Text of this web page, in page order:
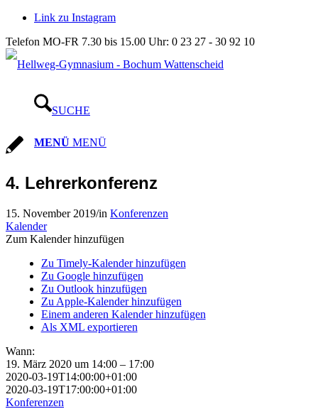
Link zu Instagram
Telefon MO-FR 7.30 bis 15.00 Uhr: 0 23 27 - 30 92 10
SUCHE
MENÜ MENÜ
4. Lehrerkonferenz
15. November 2019/in Konferenzen
Kalender
Zum Kalender hinzufügen
Zu Timely-Kalender hinzufügen
Zu Google hinzufügen
Zu Outlook hinzufügen
Zu Apple-Kalender hinzufügen
Einem anderen Kalender hinzufügen
Als XML exportieren
Wann:
19. März 2020 um 14:00 – 17:00
2020-03-19T14:00:00+01:00
2020-03-19T17:00:00+01:00
Konferenzen